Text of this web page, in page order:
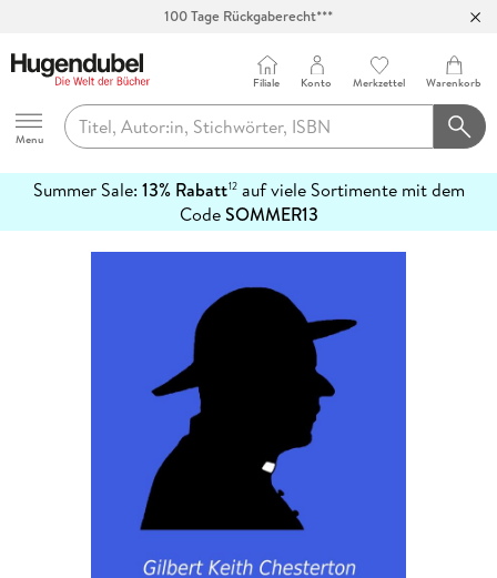
100 Tage Rückgaberecht***
Hugendubel
Menu
Filiale Konto Merkzettel Warenkorb
Summer Sale: 13% Rabatt12auf viele Sortimente mit dem
CodeSOMMER13
erfahren